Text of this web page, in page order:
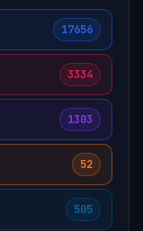
17656
3334
1303
52
505